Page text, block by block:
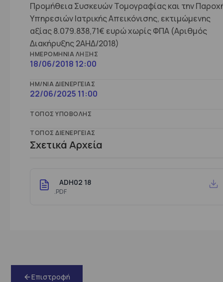
Προμήθεια Συσκευών Τομογραφίας και την
Υπηρεσιών Ιατρικής Απεικόνισης, εκτιμώμενης
αξίας 8.079.838,71€ ευρώ χωρίς ΦΠΑ (Αριθμός
Διακήρυξης 2ΑΗΔ/2018)
ΗΜΕΡΟΜΗΝΊΑ ΛΉΞΗΣ
18/06/2018 12:00
ΗΜ/ΝΊΑ ΔΙΕΝΈΡΓΕΙΑΣ
22/06/2025 11:00
ΤΌΠΟΣ ΥΠΟΒΟΛΉΣ
ΤΌΠΟΣ ΔΙΕΝΈΡΓΕΙΑΣ
Σχετικά Αρχεία
ADH02 18
.PDF
Επιστροφή